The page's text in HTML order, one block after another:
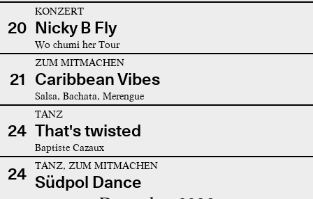
20
KONZERT
Nicky B Fly
Wo chumi her Tour
21
ZUM MITMACHEN
Caribbean Vibes
Salsa, Bachata, Merengue
24
TANZ
That's twisted
Baptiste Cazaux
24 TANZ, ZUM MITMACHEN
Südpol Dance